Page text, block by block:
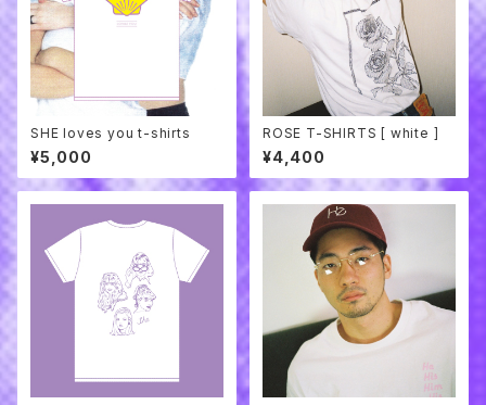
SHE loves you t-shirts
¥5,000
ROSE T-SHIRTS [ white ]
¥4,400